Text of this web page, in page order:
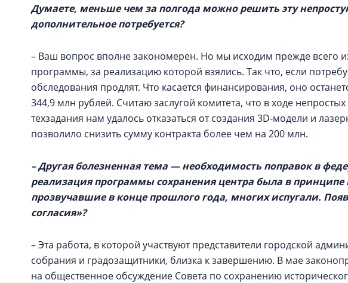
Думаете, меньше чем за полгода можно решить эту
дополнительное потребуется?
– Ваш вопрос вполне закономерен. Но мы исходим прежде всего
программы, за реализацию которой взялись. Так что, если
обследования продлят. Что касается финансирования, оно
344,9 млн рублей. Считаю заслугой комитета, что в ходе
техзадания нам удалось отказаться от создания 3D-модели и
позволило снизить сумму контракта более чем на 200 млн.
– Другая болезненная тема — необходимость поправок в
реализация программы сохранения центра была в
прозвучавшие в конце прошлого года, многих испугали.
согласия»?
– Эта работа, в которой участвуют представители городской
собрания и градозащитники, близка к завершению. В мае
на общественное обсуждение Совета по сохранению